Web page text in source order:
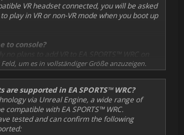
VR headset connected, you will be asked
play in VR or non-VR mode when you boot up
to console?
no plans to add VR to EA SPORTS™ WRC on
Beta or otherwise.
um es in vollständiger Größe anzuzeigen.
are supported in EA SPORTS™ WRC?
via Unreal Engine, a wide range of
compatible with EA SPORTS™ WRC.
tested and can confirm the following